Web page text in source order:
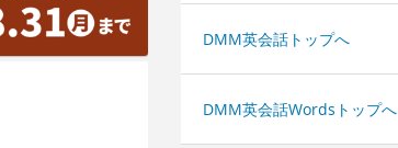
DMM英会話トップへ
DMM英会話Wordsトップへ